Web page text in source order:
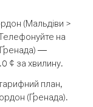
(Мальдіви >
на
—
¢ за хвилину.
план,
(Ґренада).